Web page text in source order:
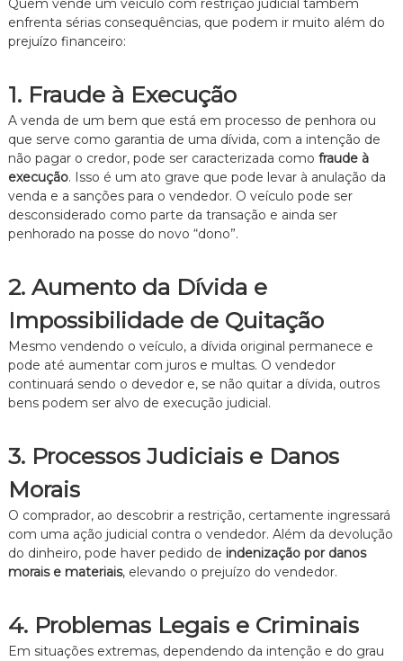
Quem vende um veículo com restrição judicial também
enfrenta sérias consequências, que podem ir muito além do
prejuízo financeiro:
1. Fraude à Execução
A venda de um bem que está em processo de penhora ou
que serve como garantia de uma dívida, com a intenção de
não pagar o credor, pode ser caracterizada como fraude à
execução. Isso é um ato grave que pode levar à anulação da
venda e a sanções para o vendedor. O veículo pode ser
desconsiderado como parte da transação e ainda ser
penhorado na posse do novo “dono”.
2. Aumento da Dívida e
Impossibilidade de Quitação
Mesmo vendendo o veículo, a dívida original permanece e
pode até aumentar com juros e multas. O vendedor
continuará sendo o devedor e, se não quitar a dívida, outros
bens podem ser alvo de execução judicial.
3. Processos Judiciais e Danos
Morais
O comprador, ao descobrir a restrição, certamente ingressará
com uma ação judicial contra o vendedor. Além da devolução
do dinheiro, pode haver pedido de indenização por danos
morais e materiais, elevando o prejuízo do vendedor.
4. Problemas Legais e Criminais
Em situações extremas, dependendo da intenção e do grau